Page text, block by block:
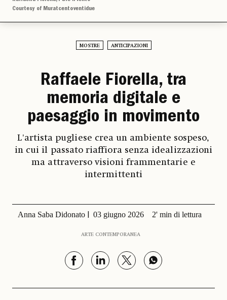
Courtesy of Muratcentoventidue
MOSTRE ANTICIPAZIONI
Raffaele Fiorella, tra
memoria digitale e
paesaggio in movimento
L'artista pugliese crea un ambiente sospeso,
in cui il passato riaffiora senza idealizzazioni
ma attraverso visioni frammentarie e
intermittenti
Anna Saba Didonato 03 giugno 2026 2' min di lettura
ARTE CONTEMPORANEA